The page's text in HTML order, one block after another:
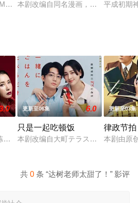
携手神秘“第十位成员”，踏上一段难
本剧改编自同名漫画，讲述了29岁的
平成初期
新落成的豪华高级公寓中。主人公月岛
更新至06集 6.0
只是一起吃顿饭
本剧改编自大町テラス同名漫画，描
更新至03集
律政节
本剧由原
共0 条 “达树老师太甜了！” 影评